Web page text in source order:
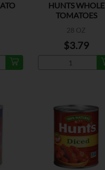
HUNTS WHOLE
TOMATOES
28 OZ
$3.79